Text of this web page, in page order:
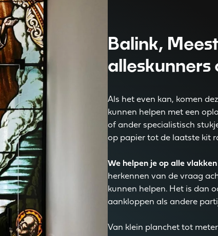
Balink,
alleskunners
Als het even kan, komen
kunnen helpen met een
of ander specialistisch
op papier tot de laatste kit
We helpen je op alle vlakken
herkennen van de vraag
kunnen helpen. Het is dan
aankloppen als andere
Van klein planchet tot